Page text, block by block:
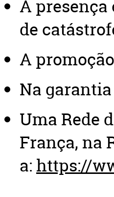
A presença
de
A
Na
Uma Rede
França, na
a: https://